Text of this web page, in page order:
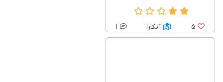
5 آنکارا 1